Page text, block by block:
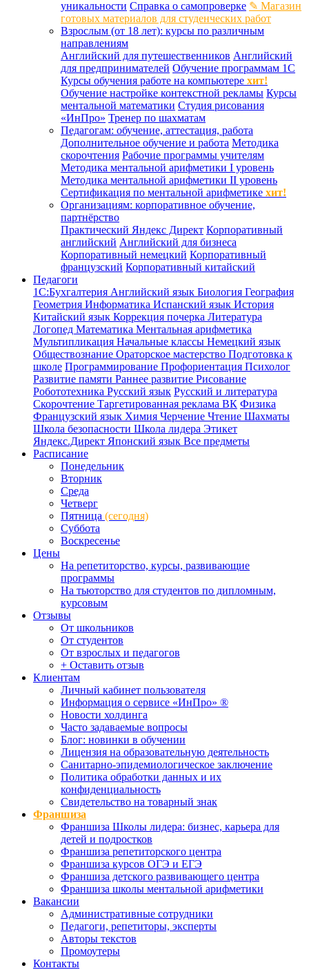
уникальности Справка о самопроверке ✎ Магазин
готовых материалов для студенческих работ
Взрослым (от 18 лет): курсы по различным
направлениям
Английский для путешественников Английский
для предпринимателей Обучение программам 1С
Курсы обучения работе на компьютере хит!
Обучение настройке контекстной рекламы Курсы
ментальной математики Студия рисования
«ИнПро» Тренер по шахматам
Педагогам: обучение, аттестация, работа
Дополнительное обучение и работа Методика
скорочтения Рабочие программы учителям
Методика ментальной арифметики I уровень
Методика ментальной арифметики II уровень
Сертификация по ментальной арифметике хит!
Организациям: корпоративное обучение,
партнёрство
Практический Яндекс Директ Корпоративный
английский Английский для бизнеса
Корпоративный немецкий Корпоративный
французский Корпоративный китайский
Педагоги
1С:Бухгалтерия Английский язык Биология География
Геометрия Информатика Испанский язык История
Китайский язык Коррекция почерка Литература
Логопед Математика Ментальная арифметика
Мультипликация Начальные классы Немецкий язык
Обществознание Ораторское мастерство Подготовка к
школе Программирование Профориентация Психолог
Развитие памяти Раннее развитие Рисование
Робототехника Русский язык Русский и литература
Скорочтение Таргетированная реклама ВК Физика
Французский язык Химия Черчение Чтение Шахматы
Школа безопасности Школа лидера Этикет
Яндекс.Директ Японский язык Все предметы
Расписание
Понедельник
Вторник
Среда
Четверг
Пятница (сегодня)
Суббота
Воскресенье
Цены
На репетиторство, курсы, развивающие
программы
На тьюторство для студентов по дипломным,
курсовым
Отзывы
От школьников
От студентов
От взрослых и педагогов
+ Оставить отзыв
Клиентам
Личный кабинет пользователя
Информация о сервисе «ИнПро» ®
Новости холдинга
Часто задаваемые вопросы
Блог: новинки в обучении
Лицензия на образовательную деятельность
Санитарно-эпидемиологическое заключение
Политика обработки данных и их
конфиденциальность
Свидетельство на товарный знак
Франшиза
Франшиза Школы лидера: бизнес, карьера для
детей и подростков
Франшиза репетиторского центра
Франшиза курсов ОГЭ и ЕГЭ
Франшиза детского развивающего центра
Франшиза школы ментальной арифметики
Вакансии
Административные сотрудники
Педагоги, репетиторы, эксперты
Авторы текстов
Промоутеры
Контакты